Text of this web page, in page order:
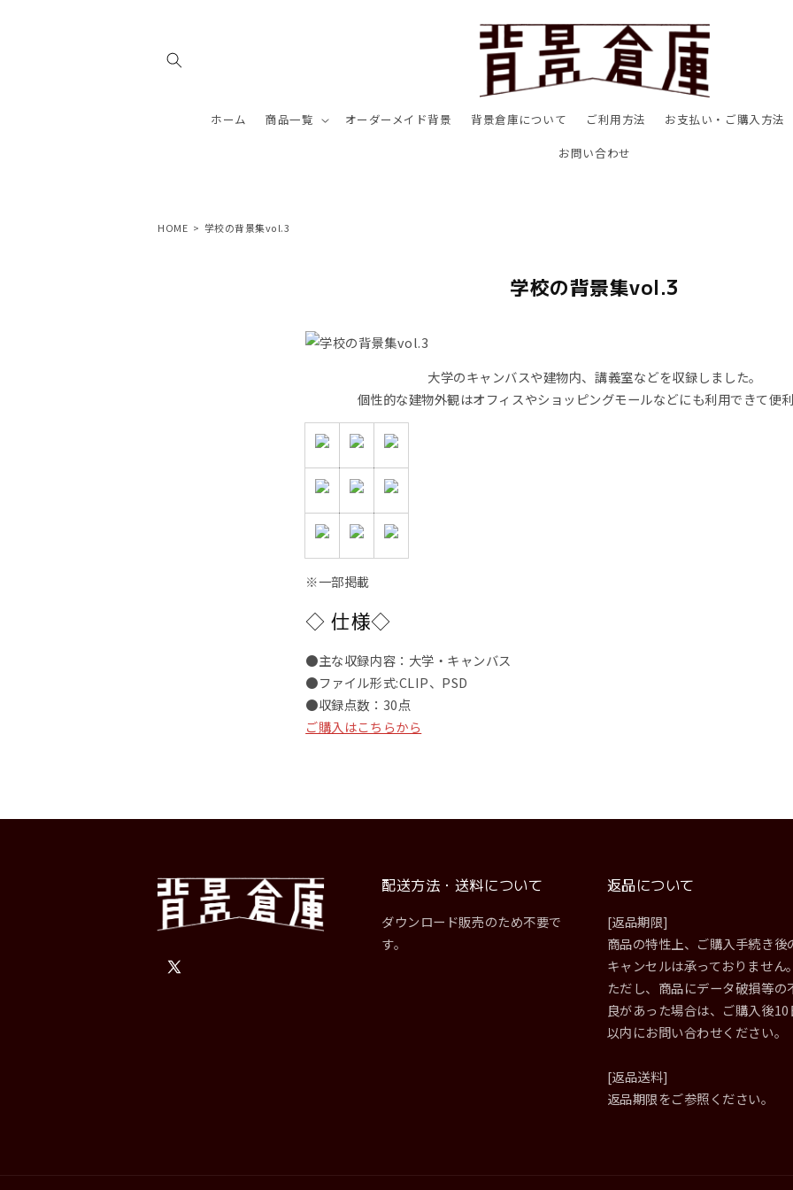
ホーム 商品一覧 オーダーメイド背景 背景倉庫について ご利用方法
お支払い・ご購入方法
お問い合わせ
HOME > 学校の背景集vol.3
学校の背景集vol.3
大学のキャンバスや建物内、講義室などを収録しました。
個性的な建物外観はオフィスやショッピングモールなどにも利用できて便
※一部掲載
◇ 仕様◇
●主な収録内容：大学・キャンバス
●ファイル形式:CLIP、PSD
●収録点数：30点
ご購入はこちらから
X
配送方法・送料について
ダウンロード販売のため不要で
す。
返品について
[返品期限]
商品の特性上、ご購入手続き後
キャンセルは承っておりません
ただし、商品にデータ破損等の
良があった場合は、ご購入後10
以内にお問い合わせください。
[返品送料]
返品期限をご参照ください。